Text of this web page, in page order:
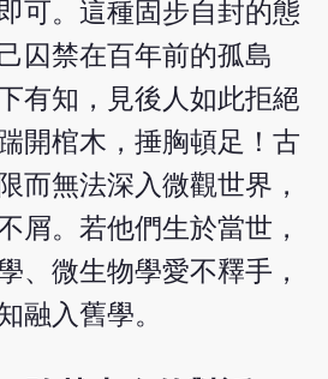
可。這種固步自封的態
囚禁在百年前的孤島
有知，見後人如此拒絕
開棺木，捶胸頓足！古
而無法深入微觀世界，
屑。若他們生於當世，
、微生物學愛不釋手，
融入舊學。